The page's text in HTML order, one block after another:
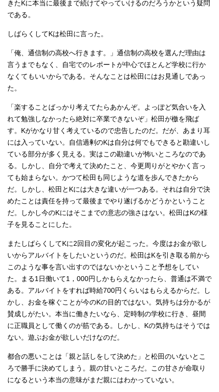
きたKに本当に最後まで続けてやっていけるのだろうかという疑問
である。
しばらくしてKは松田に言った。
「俺、通信制の高校へ行きます。」通信制の高校を選んだ理由は
言うまでもなく、自宅でのレポートが中心でほとんど学校に行か
なくてもいいからである。そんなことは松田にはお見通しであっ
た。
「楽することばっかり考えてたらあかんぞ。よっぽど気合いを入
れて勉強しなかったら絶対に卒業できないぞ」松田が檄を飛ば
す。Kがかなり甘く考えているので忠告したのだ。だが、あまり耳
には入っていない。自信過剰のKは自分は何でもできると勘違いし
ている部分が多く見える。実はこの勘違いが怖いところなのであ
る。しかし、自分で考えて決めたこと、今更周りがとやかく言っ
ても始まらない。かつて松田も同じような道を歩んできたから
だ。しかし、松田とKには大きな違いが一つある。それは自分で決
めたことは責任を持って最後までやり遂げるかどうかということ
だ。しかし今のKにはそこまでの意志の強さはない。松田はKの様
子を見ることにした。
またしばらくしてKに2回目の変化が起こった。今度はお金が欲し
いからアルバイトをしたいというのだ。松田はKを引き取る前から
このような事を言い出すのではないかということ予想をしてい
た。まる1日働いて1，000円しかもらえなかったら、普通は不満で
ある。アルバイトをすれば時給700円くらいはもらえるからだ。し
かし、お金を稼ぐことが今のKの目的ではない。気持ちは分かるが
賛成しがたい。本当に働きたいなら、定時制の学校に行き、昼間
に正職員として働くのが筋である。しかし、Kの気持ちはそうでは
ない。遊ぶお金が欲しいだけなのだ。
都合の悪いことは「親と話しをして決めた」と松田のいないとこ
ろで勝手に決めてしまう。親の甘いところだ。この甘さが命取り
になるという本当の意味がまだ親にはわかっていない。